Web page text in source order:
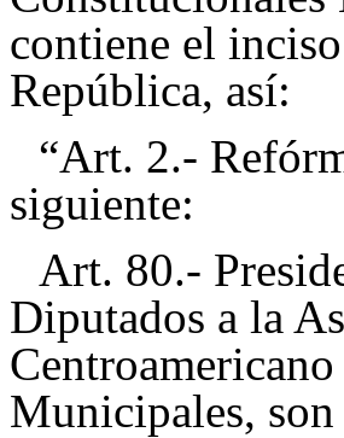
contiene el
República, así:
“Art. 2.-
siguiente:
Art. 80.-
Diputados a la
Municipales,